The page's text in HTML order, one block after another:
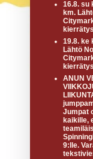
16.8. su
km.
19.8. ke
Lähtö
ANUN
Jumpat
kaikille,
9:lle.